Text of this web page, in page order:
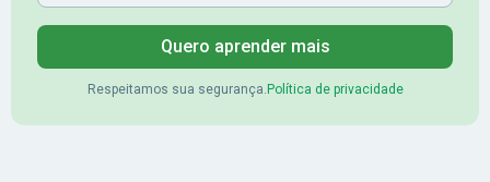
Quero aprender mais
Respeitamos sua segurança. Política de privacidade